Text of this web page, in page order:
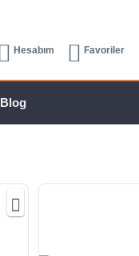
Hesabım Favoriler
Blog